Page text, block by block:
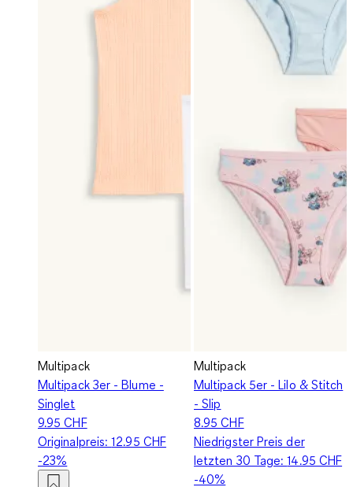
Multipack
Multipack 3er - Blume -
Singlet
9.95 CHF
Originalpreis:12.95 CHF
-23%
Multipack
Multipack 5er - Lilo & Stitch
- Slip
8.95 CHF
Niedrigster Preis der
letzten 30 Tage:14.95 CHF
-40%